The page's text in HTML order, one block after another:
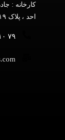
کارخانه :
احد ، پلاک ۱۹
۷۹ ۵۱۰ ۸۷ ۰۹۱۲